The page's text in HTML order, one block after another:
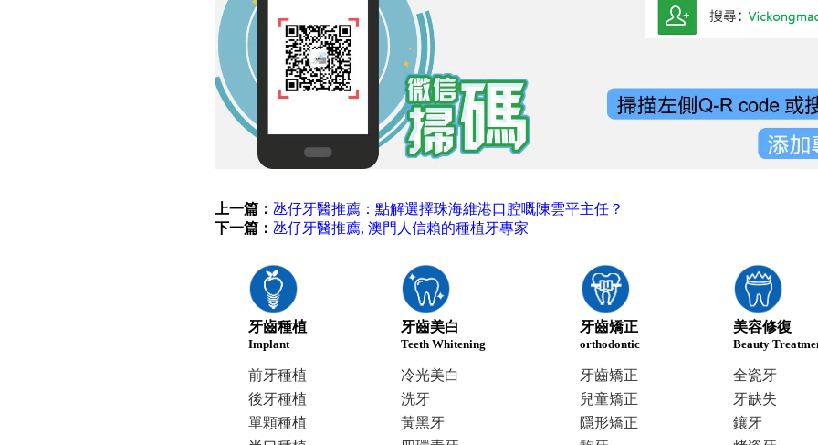
上一篇：氹仔牙醫推薦：點解選擇珠海維港口腔嘅陳雲平主任？
下一篇：氹仔牙醫推薦, 澳門人信賴的種植牙專家
牙齒種植
Implant
前牙種植
後牙種植
單顆種植
牙齒美白
Teeth Whitening
冷光美白
洗牙
黃黑牙
牙齒矯正
orthodontic
牙齒矯正
兒童矯正
隱形矯正
美容修復
Beauty
全瓷牙
牙缺失
鑲牙